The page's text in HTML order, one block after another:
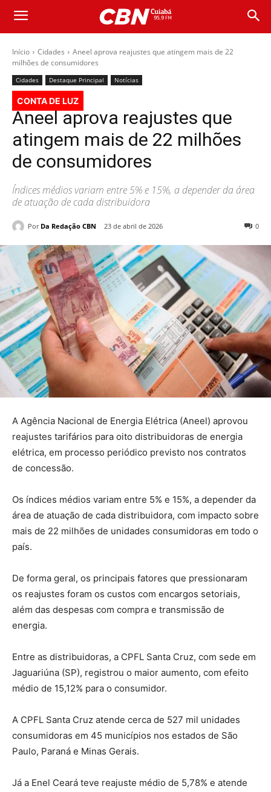
Início Cidades
Aneel aprova reajustes que atingem mais de 22
milhões de consumidores
Cidades Destaque Principal Notícias
CONTA DE LUZ
Aneel aprova reajustes que
atingem mais de 22 milhões
de consumidores
Índices médios variam entre 5% e 15%, a depender da área
de atuação de cada distribuidora
Por Da Redação CBN 23 de abril de 2026 0
A Agência Nacional de Energia Elétrica (Aneel) aprovou
reajustes tarifários para oito distribuidoras de energia
elétrica, em processo periódico previsto nos contratos
de concessão.
Os índices médios variam entre 5% e 15%, a depender da
área de atuação de cada distribuidora, com impacto sobre
mais de 22 milhões de unidades consumidoras em todo o
país.
De forma geral, os principais fatores que pressionaram
os reajustes foram os custos com encargos setoriais,
além das despesas com compra e transmissão de
energia.
Entre as distribuidoras, a CPFL Santa Cruz, com sede em
Jaguariúna (SP), registrou o maior aumento, com efeito
médio de 15,12% para o consumidor.
A CPFL Santa Cruz atende cerca de 527 mil unidades
consumidoras em 45 municípios nos estados de São
Paulo, Paraná e Minas Gerais.
Já a Enel Ceará teve reajuste médio de 5,78% e atende